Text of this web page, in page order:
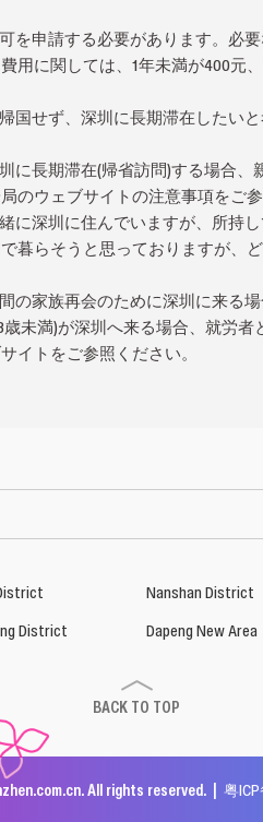
を申請する必要があります。必
用に関しては、1年未満が400元
国せず、深圳に長期滞在したい
長期滞在(帰省訪問)する場合、
のウェブサイトの注意事項をご参
に深圳に住んでいますが、所持
暮らそうと思っておりますが、
の家族再会のために深圳に来る
未満)が深圳へ来る場合、就労
イトをご参照ください。
Nanshan District
District Dapeng New Area
BACK TO TOP
All rights reserved. | 粤